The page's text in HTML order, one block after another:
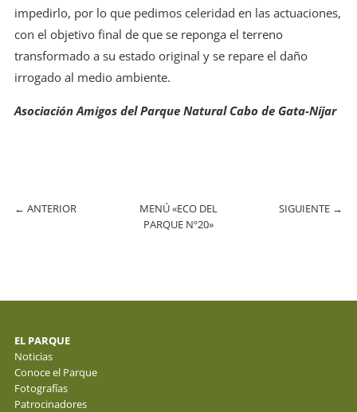
impedirlo, por lo que pedimos celeridad en las actuaciones,
con el objetivo final de que se reponga el terreno
transformado a su estado original y se repare el daño
irrogado al medio ambiente.
Asociación Amigos del Parque Natural Cabo de Gata-Níjar
← ANTERIOR
MENÚ «ECO DEL
PARQUE Nº20»
SIGUIENTE →
EL PARQUE
Noticias
Conoce el Parque
Fotografías
Patrocinadores